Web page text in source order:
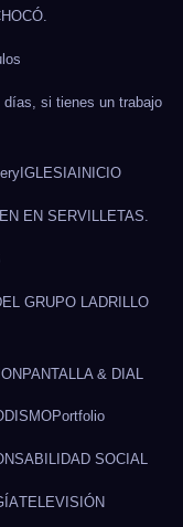
si tienes un trabajo
IGLESIAINICIO
EN SERVILLETAS.
GRUPO LADRILLO
PANTALLA & DIAL
Portfolio
SOCIAL
TELEVISIÓN